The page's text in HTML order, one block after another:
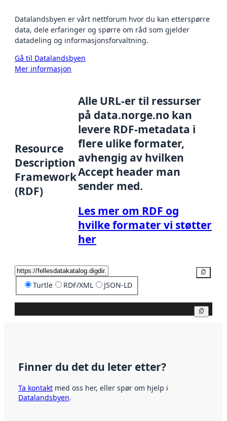
Datalandsbyen er vårt nettforum hvor du kan etterspørre
data, dele erfaringer og spørre om råd som gjelder
datadeling og informasjonsforvaltning.
Gå til Datalandsbyen
Mer informasjon
Resource
Description
Framework
(RDF)
Alle URL-er til ressurser
på data.norge.no kan
levere RDF-metadata i
flere ulike formater,
avhengig av hvilken
Accept header man
sender med.
Les mer om RDF og
hvilke formater vi støtter
her
Turtle RDF/XML JSON-LD
Finner du det du leter etter?
Ta kontakt med oss her, eller spør om hjelp i
Datalandsbyen.